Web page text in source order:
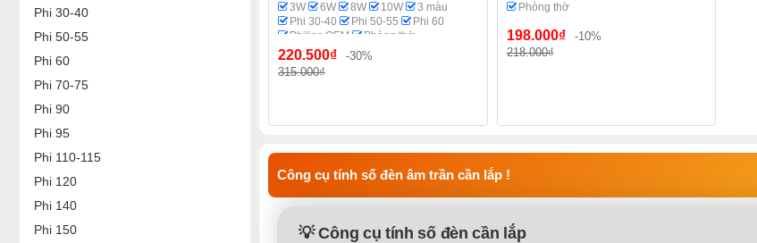
Phi 30-40
Phi 50-55
Phi 60
Phi 70-75
Phi 90
Phi 95
Phi 110-115
Phi 120
Phi 140
Phi 150
3W
6W 8W 10W
3 màu
Phi 30-40
Phi 50-55
Phi 60
Philips OEM
Phòng thờ
220.500₫
-30%
315.000₫
Phòng thờ
198.000₫
-10%
218.000₫
Công cụ tính số đèn âm trần cần lắp !
💡 Công cụ tính số đèn cần lắp